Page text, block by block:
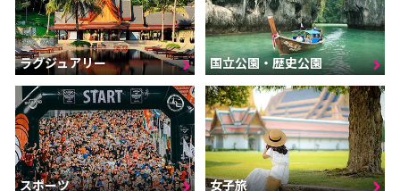
ラグジュアリー 国立公園・歴史公園
スポーツ 女子旅